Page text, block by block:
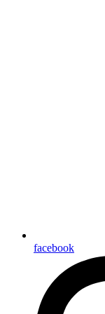
facebook